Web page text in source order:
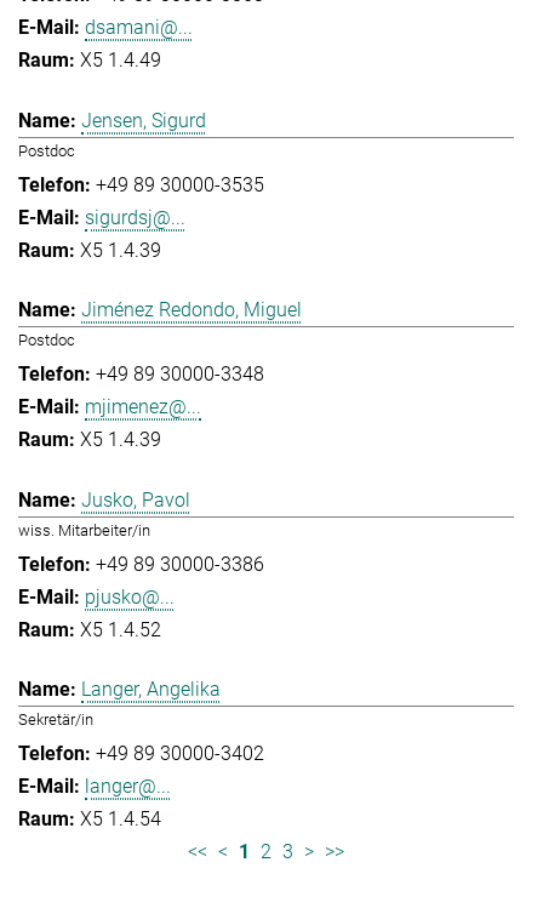
dsamani@...
X5 1.4.49
Jensen, Sigurd
Postdoc
+49 89 30000-3535
sigurdsj@...
X5 1.4.39
Jiménez Redondo, Miguel
Postdoc
+49 89 30000-3348
mjimenez@...
X5 1.4.39
Jusko, Pavol
wiss. Mitarbeiter/in
+49 89 30000-3386
pjusko@...
X5 1.4.52
Langer, Angelika
Sekretär/in
+49 89 30000-3402
langer@...
X5 1.4.54
<< < 1 2 3 > >>